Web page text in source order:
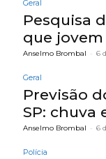
Geral
Pesquisa
que
Anselmo Brombal - 6
Geral
Previsão
SP: chuva
Anselmo Brombal - 6
Polícia